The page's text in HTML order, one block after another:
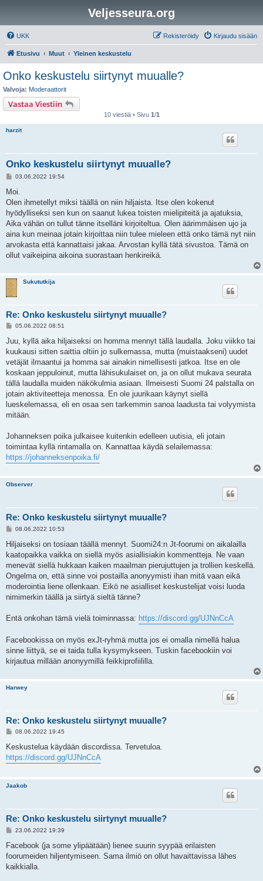
Veljesseura.org
UKK Kirjaudu sisään
Rekisteröidy
Etusivu Muut Yleinen keskustelu
Onko keskustelu siirtynyt muualle?
Valvoja: Moderaattorit
Vastaa Viestiin
10 viestiä • Sivu 1/1
harzit
Onko keskustelu siirtynyt muualle?
V
e
t
i
03.06.2022 19:54
Moi.
Olen ihmetellyt miksi täällä on niin hiljaista. Itse olen kokenut
hyödylliseksi sen kun on saanut lukea toisten mielipiteitä ja ajatuksia,
Aika vähän on tullut tänne itselläni kirjoiteltua. Olen äärimmäisen ujo ja
aina kun meinaa jotain kirjoittaa niin tulee mieleen että onko tämä nyt niin
arvokasta että kannattaisi jakaa. Arvostan kyllä tätä sivustoa. Tämä on
ollut vaikeipina aikoina suorastaan henkireikä.
Sukututkija
Re: Onko keskustelu siirtynyt muualle?
V
e
t
i
05.06.2022 08:51
Juu, kyllä aika hiljaiseksi on homma mennyt tällä laudalla. Joku viikko tai
kuukausi sitten saittia oltiin jo sulkemassa, mutta (muistaakseni) uudet
vetäjät ilmaantui ja homma sai ainakin nimellisesti jatkoa. Itse en ole
koskaan jeppuloinut, mutta lähisukulaiset on, ja on ollut mukava seurata
tällä laudalla muiden näkökulmia asiaan. Ilmeisesti Suomi 24 palstalla on
jotain aktiviteetteja menossa. En ole juurikaan käynyt siellä
lueskelemassa, eli en osaa sen tarkemmin sanoa laadusta tai volyymista
mitään.
Johanneksen poika julkaisee kuitenkin edelleen uutisia, eli jotain
toimintaa kyllä rintamalla on. Kannattaa käydä selailemassa:
https://johanneksenpoika.fi/
Observer
Re: Onko keskustelu siirtynyt muualle?
V
e
s
t
i
08.06.2022 10:53
Hiljaiseksi on tosiaan täällä mennyt. Suomi24:n Jt-foorumi on aikalailla
kaatopaikka vaikka on siellä myös asiallisiakin kommentteja. Ne vaan
menevät siellä hukkaan kaiken maailman pierujuttujen ja trollien keskellä.
Ongelma on, että sinne voi postailla anonyymisti ihan mitä vaan eikä
moderointia liene ollenkaan. Eikö ne asialliset keskustelijat voisi luoda
nimimerkin täällä ja siirtyä sieltä tänne?
Entä onkohan tämä vielä toiminnassa: https://discord.gg/UJNnCcA
Facebookissa on myös exJt-ryhmä mutta jos ei omalla nimellä halua
sinne liittyä, se ei taida tulla kysymykseen. Tuskin facebookiin voi
kirjautua millään anonyymillä feikkiprofiililla.
Harwey
Re: Onko keskustelu siirtynyt muualle?
V
e
t
08.06.2022 19:45
Keskustelua käydään discordissa. Tervetuloa.
https://discord.gg/UJNnCcA
Jaakob
Re: Onko keskustelu siirtynyt muualle?
V
e
t
i
23.06.2022 19:39
Facebook (ja some ylipäätään) lienee suurin syypää erilaisten
foorumeiden hiljentymiseen. Sama ilmiö on ollut havaittavissa lähes
kaikkialla.